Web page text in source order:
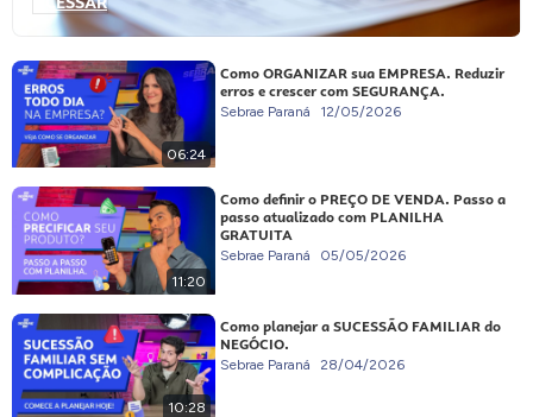
06:24
Como ORGANIZAR sua EMPRESA. Reduzir
erros e crescer com SEGURANÇA.
Sebrae Paraná 12/05/2026
11:20
Como definir o PREÇO DE VENDA. Passo a
passo atualizado com PLANILHA
GRATUITA
Sebrae Paraná 05/05/2026
10:28
Como planejar a SUCESSÃO FAMILIAR do
NEGÓCIO.
Sebrae Paraná 28/04/2026